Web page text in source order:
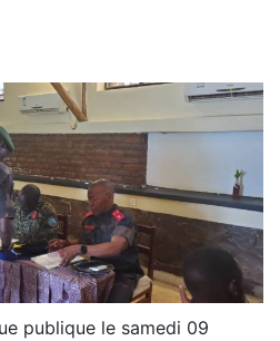
publique le samedi 09